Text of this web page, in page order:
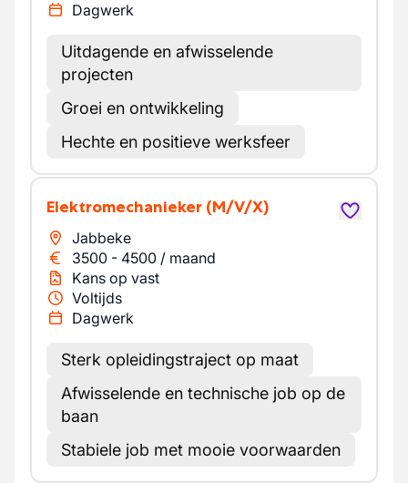
Dagwerk
Uitdagende en afwisselende
projecten
Groei en ontwikkeling
Hechte en positieve werksfeer
Elektromechanieker (M/V/X)
Jabbeke
3500 - 4500 / maand
Kans op vast
Voltijds
Dagwerk
Sterk opleidingstraject op maat
Afwisselende en technische job op de
baan
Stabiele job met mooie voorwaarden